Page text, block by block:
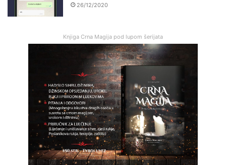
26/12/2020
Knjiga Crna Magija pod lupom šerijata